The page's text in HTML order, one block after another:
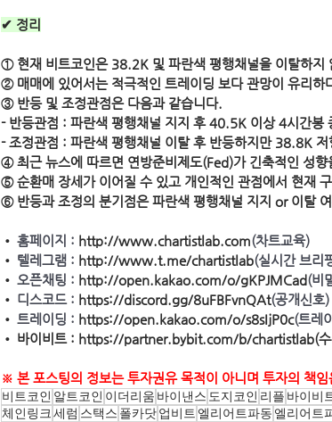
✔ 정리
① 현재 비트코인은 38.2K 및 파란색 평행채널을 이탈하지
② 매매에 있어서는 적극적인 트레이딩 보다 관망이 유리하
③ 반등 및 조정관점은 다음과 같습니다.
- 반등관점 : 파란색 평행채널 지지 후 40.5K 이상 4시간봉
- 조정관점 : 파란색 평행채널 이탈 후 반등하지만 38.8K 저
④ 최근 뉴스에 따르면 연방준비제도(Fed)가 긴축적인 성
⑤ 순환매 장세가 이어질 수 있고 개인적인 관점에서 현재
⑥ 반등과 조정의 분기점은 파란색 평행채널 지지 or 이탈
• 홈페이지 : http://www.chartistlab.com(차트교육)
• 텔레그램 : http://www.t.me/chartistlab(실시간 브리
• 오픈채팅 : http://open.kakao.com/o/gKPJMCad(비
• 디스코드 : https://discord.gg/8uFBFvnQAt(공개신호)
• 트레이딩 : https://open.kakao.com/o/s8sIjP0c(트레
• 바이비트 : https://partner.bybit.com/b/chartistlab(
※ 본 포스팅의 정보는 투자권유 목적이 아니며 투자의 책
비트코인 알트코인 이더리움 바이낸스 도지코인 리플 바이비
체인링크세럼 스택스 폴카닷업비트 엘리어트파동 엘리어트